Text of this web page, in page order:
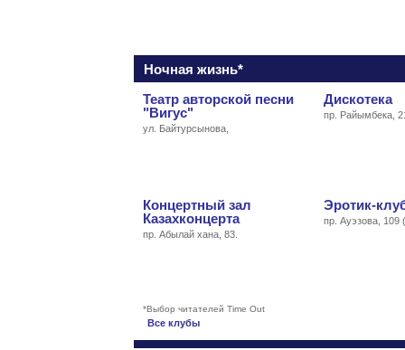
Ночная жизнь*
Театр авторской песни
"Вигус"
ул. Байтурсынова,
Дискотека
пр. Райымбека,
Концертный зал
Казахконцерта
пр. Абылай хана, 83.
Эротик-
пр. Ауэзова,
*Выбор читателей Time Out
Все клубы